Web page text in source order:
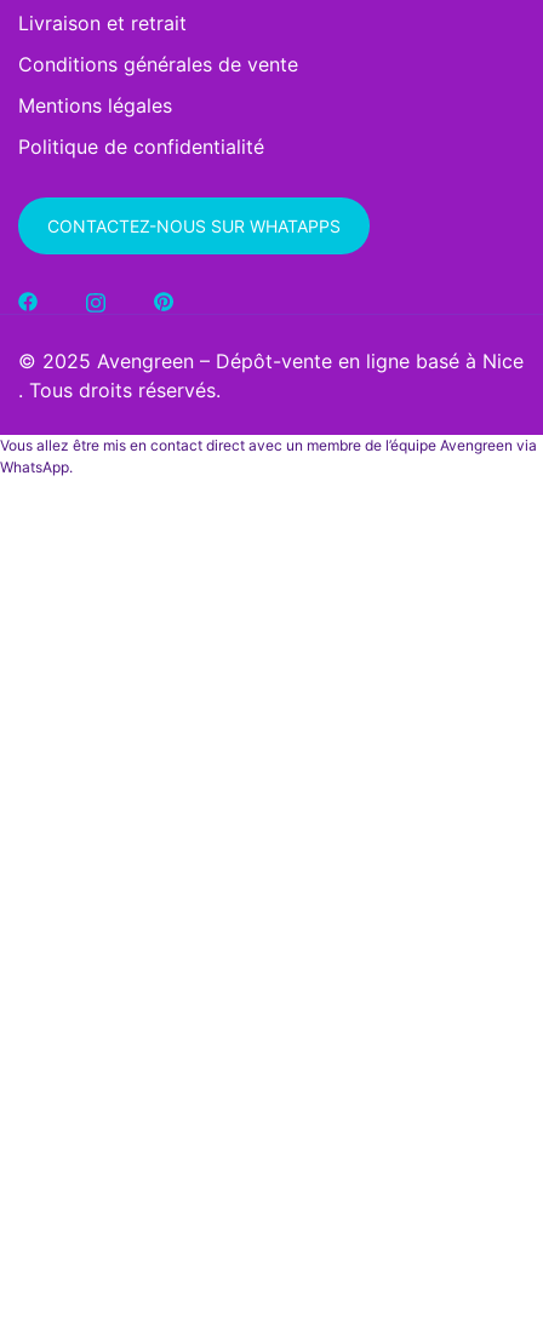
Livraison et retrait
Conditions générales de vente
Mentions légales
Politique de confidentialité
CONTACTEZ-NOUS SUR WHATAPPS
© 2025 Avengreen – Dépôt-vente en ligne basé à Nice
. Tous droits réservés.
Vous allez être mis en contact direct avec un membre de l’équipe Avengreen via
WhatsApp.